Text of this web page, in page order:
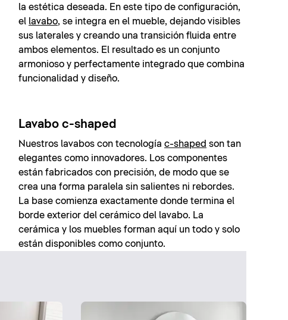
la estética deseada. En este tipo de configuración,
el lavabo, se integra en el mueble, dejando visibles
sus laterales y creando una transición fluida entre
ambos elementos. El resultado es un conjunto
armonioso y perfectamente integrado que combina
funcionalidad y diseño.
Lavabo c-shaped
Nuestros lavabos con tecnologíac-shaped son tan
elegantes como innovadores. Los componentes
están fabricados con precisión, de modo que se
crea una forma paralela sin salientes ni rebordes.
La base comienza exactamente donde termina el
borde exterior del cerámico del lavabo. La
cerámica y los muebles forman aquí un todo y solo
están disponibles como conjunto.